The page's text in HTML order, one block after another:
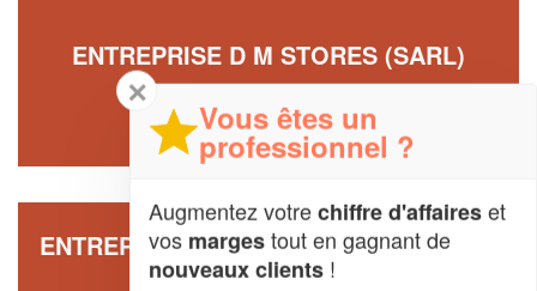
ENTREPRISE D M STORES (SARL)
4 Rue De Grange Bruyere
69110 Sainte-Foy-les-Lyon
ENTREPRISE LES FERMETURES JAMET
(SARL)
✕
Vous êtes un
professionnel ?
Augmentez votrechiffre d'affaireset
vos margestout en gagnant de
nouveaux clients !